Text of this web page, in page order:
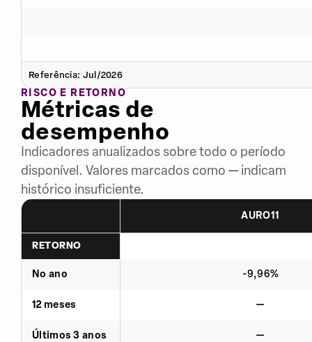
Referência: Jul/2026
RISCO E RETORNO
Métricas de
desempenho
Indicadores anualizados sobre todo o período
disponível. Valores marcados como — indicam
histórico insuficiente.
AURO11
RETORNO
No ano -9,96%
12 meses —
Últimos 3 anos —